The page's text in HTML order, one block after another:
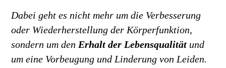
Dabei geht es nicht mehr um die Verbesserung
oder Wiederherstellung der Körperfunktion,
sondern um denErhalt der Lebensqualität und
um eine Vorbeugung und Linderung von Leiden.